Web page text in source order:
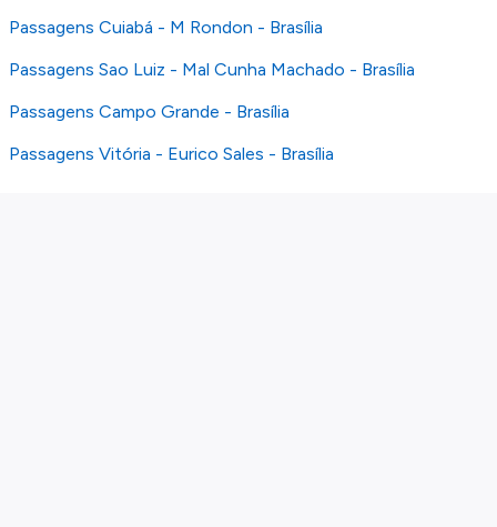
Passagens Cuiabá - M Rondon - Brasília
Passagens Sao Luiz - Mal Cunha Machado - Brasília
Passagens Campo Grande - Brasília
Passagens Vitória - Eurico Sales - Brasília